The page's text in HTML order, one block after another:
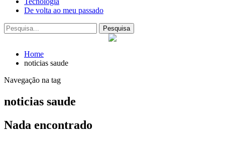
De volta ao meu passado
Home
noticias saude
Navegação na tag
noticias saude
Nada encontrado